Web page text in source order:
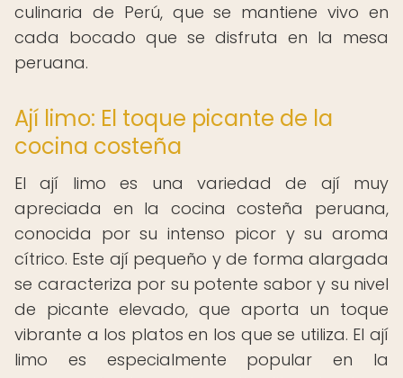
culinaria de Perú, que se mantiene vivo en
cada bocado que se disfruta en la mesa
peruana.
Ají limo: El toque picante de la
cocina costeña
El ají limo es una variedad de ají muy
apreciada en la cocina costeña peruana,
conocida por su intenso picor y su aroma
cítrico. Este ají pequeño y de forma alargada
se caracteriza por su potente sabor y su nivel
de picante elevado, que aporta un toque
vibrante a los platos en los que se utiliza. El ají
limo es especialmente popular en la